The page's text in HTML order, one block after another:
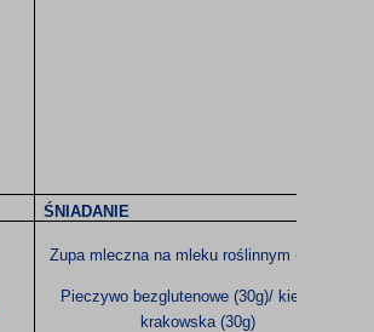
ŚNIADANIE
Zupa mleczna na mleku roślinnym (200ml)
Pieczywo bezglutenowe (30g)/ kiełbasa
krakowska (30g)